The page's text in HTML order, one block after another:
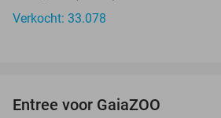
Verkocht: 33.078
Entree voor GaiaZOO